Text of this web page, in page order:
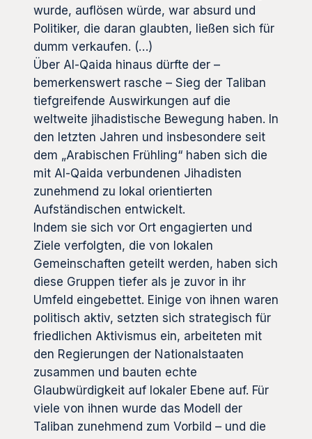
wurde, auflösen würde, war absurd und
Politiker, die daran glaubten, ließen sich für
dumm verkaufen. (…)
Über Al-Qaida hinaus dürfte der –
bemerkenswert rasche – Sieg der Taliban
tiefgreifende Auswirkungen auf die
weltweite jihadistische Bewegung haben. In
den letzten Jahren und insbesondere seit
dem „Arabischen Frühling“ haben sich die
mit Al-Qaida verbundenen Jihadisten
zunehmend zu lokal orientierten
Aufständischen entwickelt.
Indem sie sich vor Ort engagierten und
Ziele verfolgten, die von lokalen
Gemeinschaften geteilt werden, haben sich
diese Gruppen tiefer als je zuvor in ihr
Umfeld eingebettet. Einige von ihnen waren
politisch aktiv, setzten sich strategisch für
friedlichen Aktivismus ein, arbeiteten mit
den Regierungen der Nationalstaaten
zusammen und bauten echte
Glaubwürdigkeit auf lokaler Ebene auf. Für
viele von ihnen wurde das Modell der
Taliban zunehmend zum Vorbild – und die